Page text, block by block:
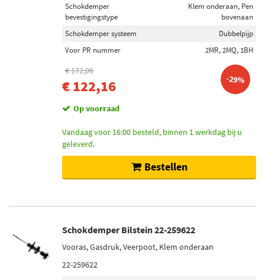
Schokdemper
bevestigingstype
Klem onderaan, Pen
bovenaan
Schokdemper systeem
Dubbelpijp
Voor PR nummer
2MR, 2MQ, 1BH
€ 172,06
€ 122,16 -29%
Op voorraad
Vandaag voor 16:00 besteld, binnen 1 werkdag bij u
geleverd.
Bestellen
Schokdemper Bilstein 22-259622
Vooras, Gasdruk, Veerpoot, Klem onderaan
22-259622